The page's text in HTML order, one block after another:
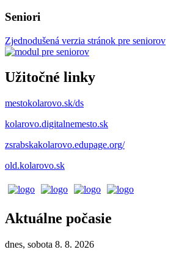
Seniori
Zjednodušená verzia stránok pre seniorov
Užitočné linky
mestokolarovo.sk/ds
kolarovo.digitalnemesto.sk
zsrabskakolarovo.edupage.org/
old.kolarovo.sk
Aktuálne počasie
dnes, sobota 8. 8. 2026